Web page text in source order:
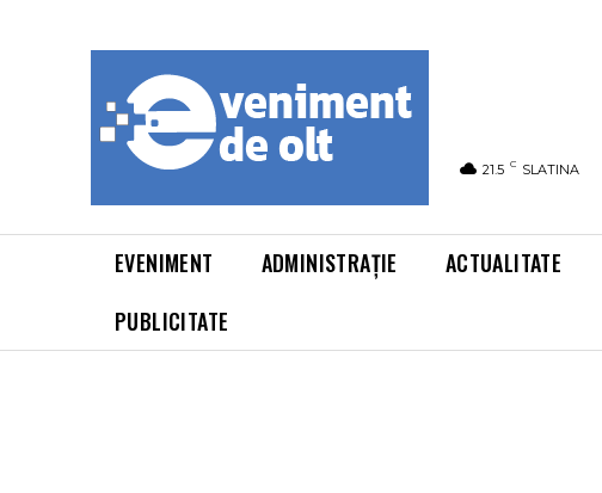
21.5 C SLATINA
EVENIMENT ADMINISTRAȚIE ACTUALITATE
PUBLICITATE